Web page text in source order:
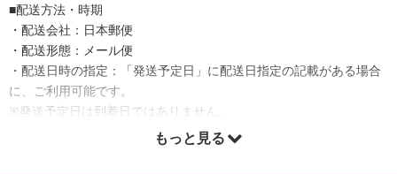
■配送方法・時期
・配送会社：日本郵便
・配送形態：メール便
・配送日時の指定：「発送予定日」に配送日指定の記載がある場合
に、ご利用可能です。
※発送予定日は到着日ではありません。
・商品は「おかしのマーチ」より出荷します。
もっと見る